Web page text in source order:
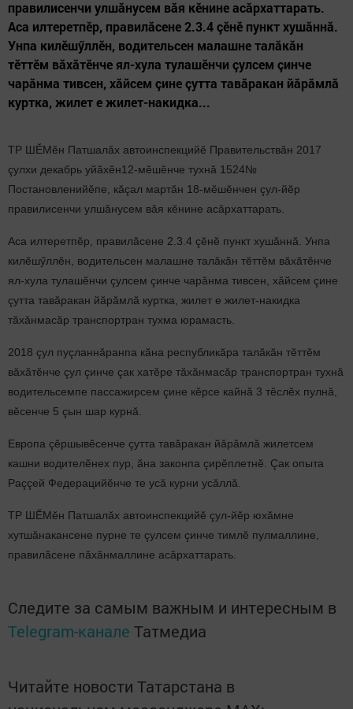
правилисенчи улшăнусем вăя кӗнине асăрхаттарать.
Аса илтеретпӗр, правилăсене 2.3.4 çӗнӗ пункт хушăннă.
Унпа килӗшӳллӗн, водительсен малашне талăкăн
тӗттӗм вăхăтӗнче ял-хула тулашӗнчи çулсем çинче
чарăнма тивсен, хăйсем çине çутта тавăракан йăрăмлă
куртка, жилет е жилет-накидка...
ТР ШӖМӗн Патшалăх автоинспекцийӗ Правительствăн 2017
çулхи декабрь уйăхӗн12-мӗшӗнче тухнă 1524№
Постановленийӗпе, кăçал мартăн 18-мӗшӗнчен çул-йӗр
правилисенчи улшăнусем вăя кӗнине асăрхаттарать.
Аса илтеретпӗр, правилăсене 2.3.4 çӗнӗ пункт хушăннă. Унпа
килӗшӳллӗн, водительсен малашне талăкăн тӗттӗм вăхăтӗнче
ял-хула тулашӗнчи çулсем çинче чарăнма тивсен, хăйсем çине
çутта тавăракан йăрăмлă куртка, жилет е жилет-накидка
тăхăнмасăр транспортран тухма юрамасть.
2018 çул пуçланнăранпа кăна республикăра талăкăн тӗттӗм
вăхăтӗнче çул çинче çак хатӗре тăхăнмасăр транспортран тухнă
водительсемпе пассажирсем çине кӗрсе кайнă 3 тӗслӗх пулнă,
вӗсенче 5 çын шар курнă.
Европа çӗршывӗсенче çутта тавăракан йăрăмлă жилетсем
кашни водителӗнех пур, ăна законпа çирӗплетнӗ. Çак опыта
Раççей Федерацийӗнче те усă курни усăллă.
ТР ШӖМӗн Патшалăх автоинспекцийӗ çул-йӗр юхăмне
хутшăнакансене пурне те çулсем çинче тимлӗ пулмаллине,
правилăсене пăхăнмаллине асăрхаттарать.
Следите за самым важным и интересным в
Telegram-канале Татмедиа
Читайте новости Татарстана в